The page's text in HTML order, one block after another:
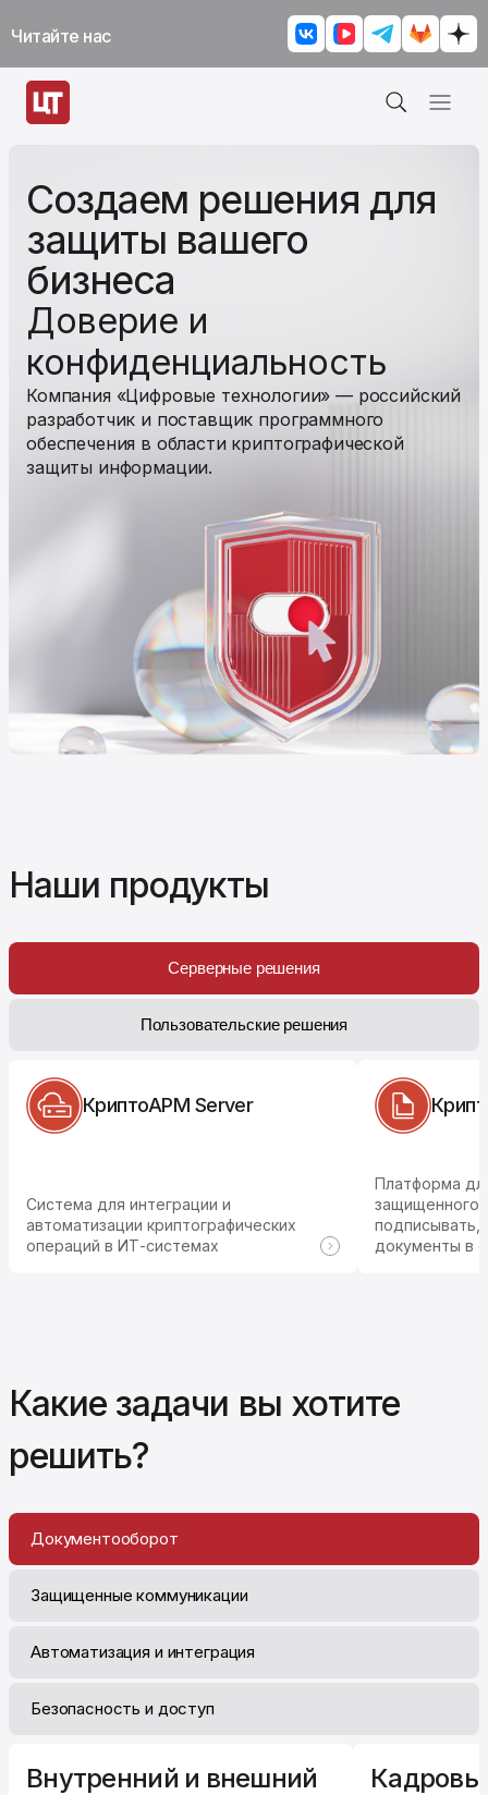
Читайте нас
Создаем решения для
защиты вашего
бизнеса
Доверие и
конфиденциальность
Компания «Цифровые технологии» — российский
разработчик и поставщик программного
обеспечения в области криптографической
защиты информации.
Наши продукты
Серверные решения
Пользовательские решения
КриптоАРМ Server
Система для интеграции и
автоматизации криптографических
операций в ИТ-системах
Платформа
защищенного
подписывать,
документы в
Какие задачи вы хотите
решить?
Документооборот
Защищенные коммуникации
Автоматизация и интеграция
Безопасность и доступ
Внутренний и внешний